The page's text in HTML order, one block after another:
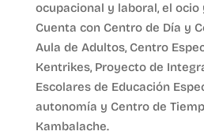
ocupacional y laboral, el
Cuenta con Centro de Día y
Aula de Adultos, Centro
Kentrikes, Proyecto de
Escolares de Educación
autonomía y Centro de
Kambalache.